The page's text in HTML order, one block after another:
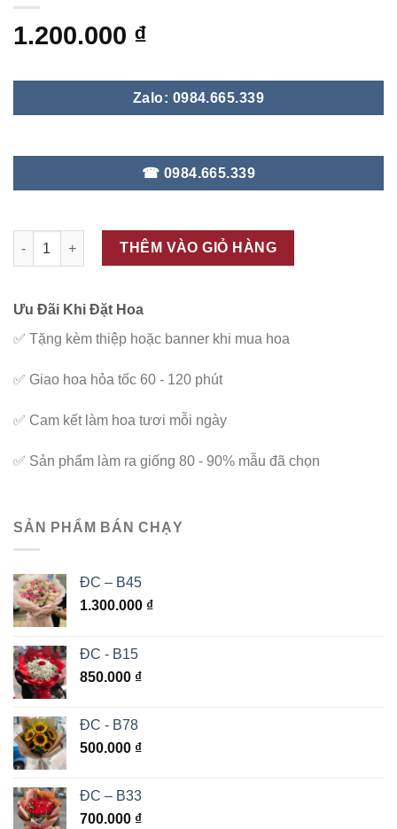
1.200.000 ₫
Zalo: 0984.665.339
☎ 0984.665.339
ĐC - LHD30 số lượng
THÊM VÀO GIỎ HÀNG
Ưu Đãi Khi Đặt Hoa
✅ Tặng kèm thiệp hoặc banner khi mua hoa
✅ Giao hoa hỏa tốc 60 - 120 phút
✅ Cam kết làm hoa tươi mỗi ngày
✅ Sản phẩm làm ra giống 80 - 90% mẫu đã chọn
SẢN PHẨM BÁN CHẠY
ĐC – B45
1.300.000 ₫
ĐC - B15
850.000 ₫
ĐC - B78
500.000 ₫
ĐC – B33
700.000 ₫